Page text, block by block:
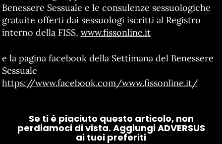
Benessere Sessuale e le consulenze sessuologiche
gratuite offerti dai sessuologi iscritti al Registro
interno della FISS, www.fissonline.it
e la pagina facebook della Settimana del Benessere
Sessuale
https://www.facebook.com/www.fissonline.it/
Se ti è piaciuto questo articolo, non
perdiamoci di vista. Aggiungi ADVERSUS
ai tuoi preferiti